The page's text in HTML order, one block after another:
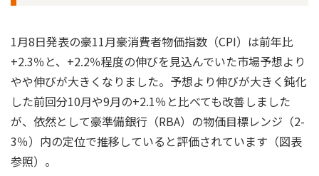
1月8日発表の豪11月豪消費者物価指数（CPI）は前年比
+2.3％と、+2.2％程度の伸びを見込んでいた市場予想より
やや伸びが大きくなりました。予想より伸びが大きく鈍化
した前回分10月や9月の+2.1％と比べても改善しました
が、依然として豪準備銀行（RBA）の物価目標レンジ（2-
3％）内の定位で推移していると評価されています（図表
参照）。